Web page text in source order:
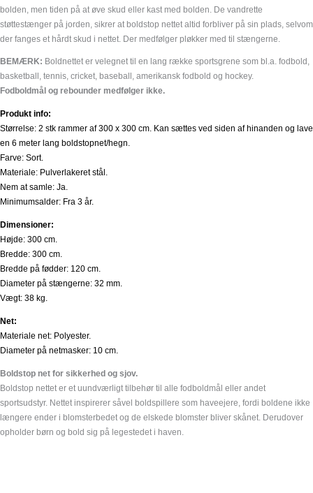
bolden, men tiden på at øve skud eller kast med bolden. De vandrette
støttestænger på jorden, sikrer at boldstop nettet altid forbliver på sin plads, selvom
der fanges et hårdt skud i nettet. Der medfølger pløkker med til stængerne.
BEMÆRK: Boldnettet er velegnet til en lang række sportsgrene som bl.a. fodbold,
basketball, tennis, cricket, baseball, amerikansk fodbold og hockey.
Fodboldmål og rebounder medfølger ikke.
Produkt info:
Størrelse: 2 stk rammer af 300 x 300 cm. Kan sættes ved siden af hinanden og lave
en 6 meter lang boldstopnet/hegn.
Farve: Sort.
Materiale: Pulverlakeret stål.
Nem at samle: Ja.
Minimumsalder: Fra 3 år.
Dimensioner:
Højde: 300 cm.
Bredde: 300 cm.
Bredde på fødder: 120 cm.
Diameter på stængerne: 32 mm.
Vægt: 38 kg.
Net:
Materiale net: Polyester.
Diameter på netmasker: 10 cm.
Boldstop net for sikkerhed og sjov.
Boldstop nettet er et uundværligt tilbehør til alle fodboldmål eller andet
sportsudstyr. Nettet inspirerer såvel boldspillere som haveejere, fordi boldene ikke
længere ender i blomsterbedet og de elskede blomster bliver skånet. Derudover
opholder børn og bold sig på legestedet i haven.